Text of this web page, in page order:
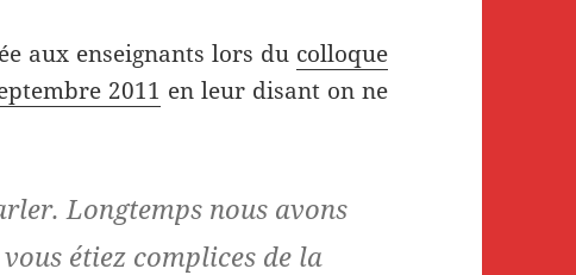
aux enseignants lors du colloque
2011 en leur disant on ne
Longtemps nous avons
étiez complices de la